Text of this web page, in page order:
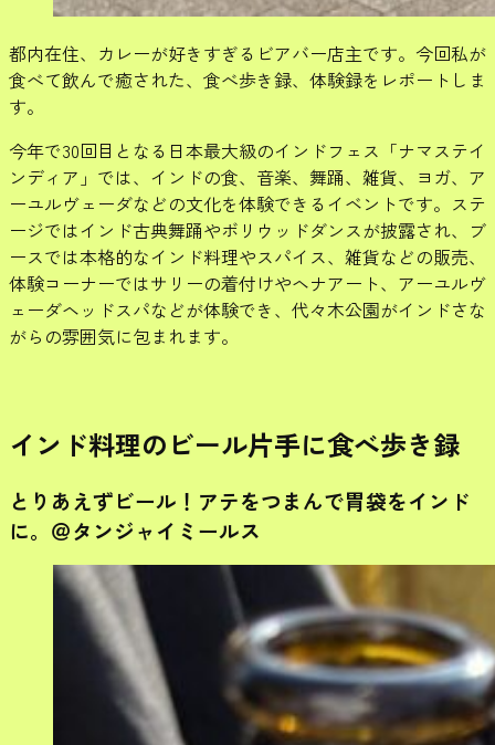
都内在住、カレーが好きすぎるビアバー店主です。今回私が
食べて飲んで癒された、食べ歩き録、体験録をレポートしま
す。
今年で30回目となる日本最大級のインドフェス「ナマステイ
ンディア」では、インドの食、音楽、舞踊、雑貨、ヨガ、ア
ーユルヴェーダなどの文化を体験できるイベントです。ステ
ージではインド古典舞踊やボリウッドダンスが披露され、ブ
ースでは本格的なインド料理やスパイス、雑貨などの販売、
体験コーナーではサリーの着付けやヘナアート、アーユルヴ
ェーダヘッドスパなどが体験でき、代々木公園がインドさな
がらの雰囲気に包まれます。
インド料理のビール片手に食べ歩き録
とりあえずビール！アテをつまんで胃袋をインド
に。＠タンジャイミールス